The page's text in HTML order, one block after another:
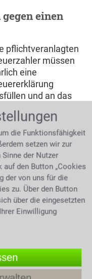
einen
pflichtveranlagten
müssen
eine
und an das
schicken.
prüft und erstellt
Steuerbescheid.
entrichtende
zu
zurücküberwiesen
erheben. Um
verstehen, bedarf
Steuerbescheid
Anwalt für
die Funktionsfähigkeit
setzen wir zur
der Nutzer
den Button „Cookies
der von uns für die
zu. Über den Button
über die eingesetzten
Einwilligung